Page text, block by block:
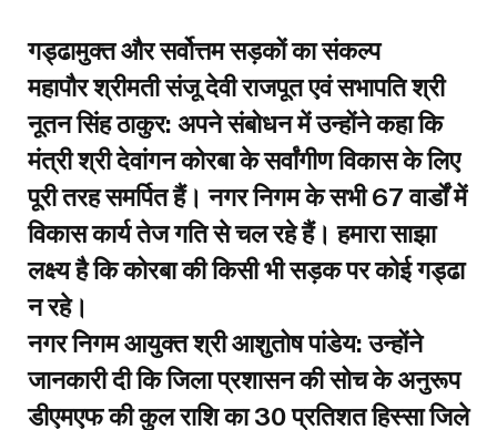
​गड्ढामुक्त और सर्वोत्तम सड़कों का संकल्प
​महापौर श्रीमती संजू देवी राजपूत एवं सभापति श्री
नूतन सिंह ठाकुर: अपने संबोधन में उन्होंने कहा कि
मंत्री श्री देवांगन कोरबा के सर्वांगीण विकास के लिए
पूरी तरह समर्पित हैं। नगर निगम के सभी 67 वार्डों में
विकास कार्य तेज गति से चल रहे हैं। हमारा साझा
लक्ष्य है कि कोरबा की किसी भी सड़क पर कोई गड्ढा
न रहे।
​नगर निगम आयुक्त श्री आशुतोष पांडेय: उन्होंने
जानकारी दी कि जिला प्रशासन की सोच के अनुरूप
डीएमएफ की कुल राशि का 30 प्रतिशत हिस्सा जिले